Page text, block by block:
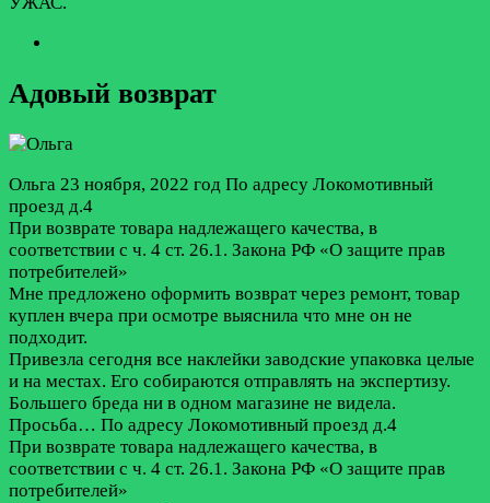
Адовый возврат
Ольга 23 ноября, 2022 год По адресу Локомотивный
проезд д.4
При возврате товара надлежащего качества, в
соответствии с ч. 4 ст. 26.1. Закона РФ «О защите прав
потребителей»
Мне предложено оформить возврат через ремонт, товар
куплен вчера при осмотре выяснила что мне он не
подходит.
Привезла сегодня все наклейки заводские упаковка целые
и на местах. Его собираются отправлять на экспертизу.
Большего бреда ни в одном магазине не видела.
Просьба… По адресу Локомотивный проезд д.4
При возврате товара надлежащего качества, в
соответствии с ч. 4 ст. 26.1. Закона РФ «О защите прав
потребителей»